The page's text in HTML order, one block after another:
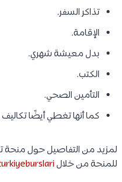
تذاكر السفر.
الإقامة.
بدل معيشة شهري.
الكتب.
التأمين الصحي.
كما أنها تغطي أيضًا تكاليف
لمزيد من التفاصيل حول منحة
للمنحة من خلال